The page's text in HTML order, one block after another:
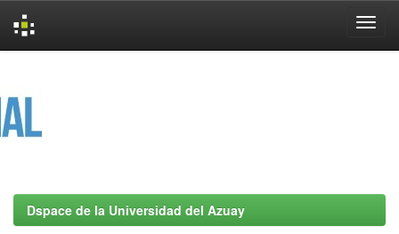
Dspace de la Universidad del Azuay